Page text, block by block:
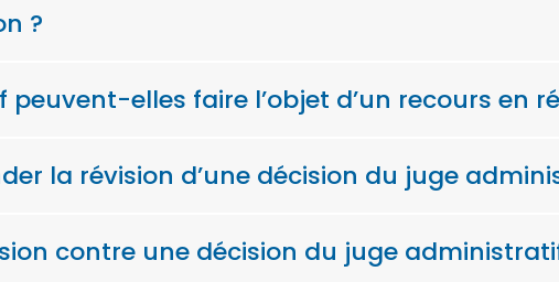
?
elles faire l’objet d’un recours en
la révision d’une décision du juge
contre une décision du juge